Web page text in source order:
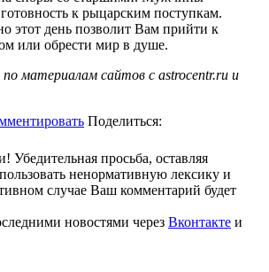
к рыцарским поступкам.
этот день позволит Вам прийти к
или обрести мир в душе.
по материалам сайтов с astrocentr.ru и
Поделиться:
Убедительная просьба, оставляя
ненормативную лексику и
случае Ваш комментарий будет
новостями через Вконтакте и